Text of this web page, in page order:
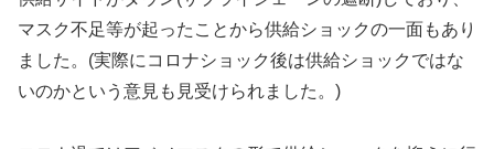
マスク不足等が起ったことから供給ショックの一面もあり
ました。(実際にコロナショック後は供給ショックではな
いのかという意見も見受けられました。)